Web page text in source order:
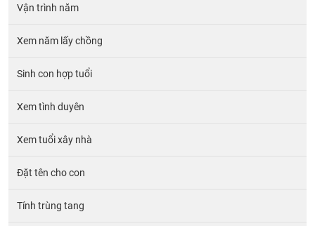
Vận trình năm
Xem năm lấy chồng
Sinh con hợp tuổi
Xem tình duyên
Xem tuổi xây nhà
Đặt tên cho con
Tính trùng tang